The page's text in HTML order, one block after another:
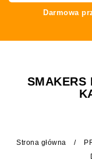
SMAKERS
Strona główna /